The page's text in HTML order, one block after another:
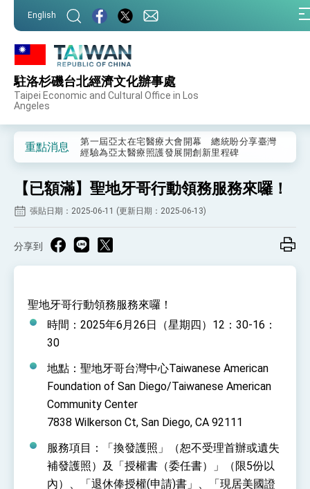
English
駐洛杉磯台北經濟文化辦事處
Taipei Economic and Cultural Office in Los
Angeles
重點消息
外交部重要言論
事處」，進一步深化台美交流合作
第一屆亞太在宅醫療大會開幕 總統盼分享臺灣
經驗為亞太醫療照護發展開創新里程碑
及「台灣智慧醫療與健康產業展」預告短片，向
世界展現台灣守護全球健康的創新能量
總統出訪史瓦帝尼返國談話 強調臺灣人有權利
走向世界 盼與理念相近國家共同維護國際秩序
訪問
總統與五院院長新春茶敘 盼化分歧為團結、為
台美貿易協議完成簽署達成6大目標、創5大歷史
性突破 總統強調將以3大面向加速臺灣經濟轉型
升級 籲請立院全力支持並盡速通過
總統接受「法新社」（AFP）專訪內容
外交部長林佳龍於《外交事務》撰文指出：自由
世界 需要台灣，團結合作方能守護繁榮
外交部長林佳龍出席《台灣光華雜誌》50週年慶
「見證蛻變，分享世界的光華」開幕式，期許數
位轉 型迎向下個50年
總統主持「台美經濟繁榮夥伴對話」記者會 說
明臺美合作三大戰略方向 盼與民主夥伴共同引
領 下一個世代的繁榮
外交部長林佳龍接受印尼「時代雜誌」專訪，闡
述印太安全局勢，籲深化台印尼半導體供應鏈合
【已額滿】聖地牙哥行動領務服務來囉！
張貼日期：2025-06-11 (更新日期：2025-06-13)
分享到
聖地牙哥行動領務服務來囉！
時間：2025年6月26日（星期四）12：30-16：
30
地點：聖地牙哥台灣中心Taiwanese American
Foundation of San Diego/Taiwanese American
Community Center
7838 Wilkerson Ct, San Diego, CA 92111
服務項目：「換發護照」（恕不受理首辦或遺失
補發護照）及「授權書（委任書）」（限5份以
內）、「退休俸授權(申請)書」、「現居美國證